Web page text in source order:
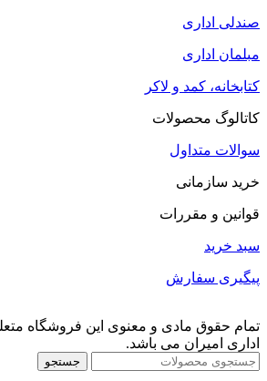
صندلی اداری
مبلمان اداری
کتابخانه، کمد و لاکر
کاتالوگ محصولات
سوالات متداول
خرید سازمانی
قوانین و مقررات
سبد خرید
پیگیری سفارش
تمام حقوق مادی و معنوی این فروشگاه
اداری امیران می باشد.
جستجو